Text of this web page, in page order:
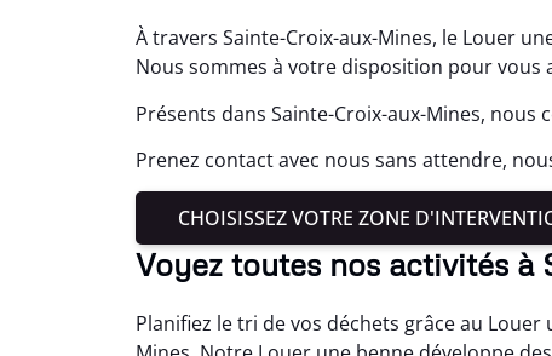
À travers Sainte-Croix-aux-Mines, le Louer
Nous sommes à votre disposition pour vous
Présents dans Sainte-Croix-aux-Mines, nous
Prenez contact avec nous sans attendre,
CHOISISSEZ VOTRE ZONE
Voyez toutes nos activités
Planifiez le tri de vos déchets grâce au